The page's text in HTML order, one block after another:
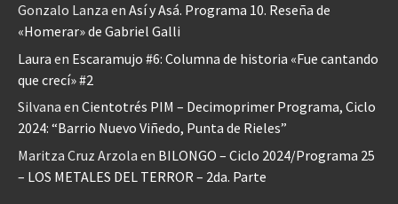
Gonzalo Lanza en Así y Asá. Programa 10. Reseña de
«Homerar» de Gabriel Galli
Laura en Escaramujo #6: Columna de historia «Fue cantando
que crecí» #2
Silvana en Cientotrés PIM – Decimoprimer Programa, Ciclo
2024: “Barrio Nuevo Viñedo, Punta de Rieles”
Maritza Cruz Arzola en BILONGO – Ciclo 2024/Programa 25
– LOS METALES DEL TERROR – 2da. Parte